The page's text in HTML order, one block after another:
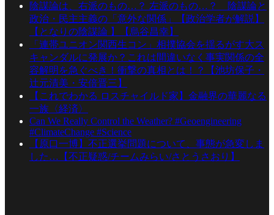
陰謀論は、右派のもの…？ 左派のもの…？ 陰謀論と
政治・民主主義の「意外な関係」【政治学者が解説】
【となりの陰謀論 】【烏谷昌幸】
「連帯ユニオン関西生コン」相撲協会を揺るがす大ス
キャンダルに発展か？これは間違いなく事実関係の全
容解明を急ぐべき！衝撃の真相とは！？【池坊保子・
辻元清美・安倍晋三】
【これでわかる ロスチャイルド家】金融界の華麗なる
一族〈経済〉
Can We Really Control the Weather? #Geoengineering
#ClimateChange #Science
【原口一博】不正選挙問題について、事態が急変しま
した…【不正疑惑/チームみらい/さとうさおり】